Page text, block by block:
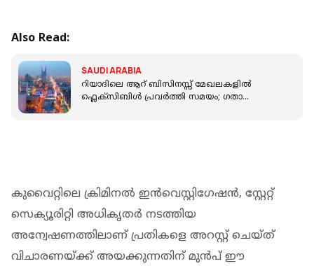
Also Read:
SAUDI ARABIA
റിയാദിലെ ആറ് ബിസിനസ്സ് മേഖലകളിൽ
ഫ്ലെക്സിബിൾ പ്രവർത്തി സമയം; ​ഗതാ​
കുവൈറ്റിലെ ക്രിമിനൽ ഇൻവെസ്റ്റിഗേഷൻ, സ്റ്റേറ്റ്
സെക്യൂരിറ്റി അധികൃതർ നടത്തിയ
അന്വേഷണത്തിലാണ് പ്രതികളെ അറസ്റ്റ് ചെയ്ത്
വിചാരണയ്ക്ക് അയക്കുന്നതിന് മുൻപ് ഈ